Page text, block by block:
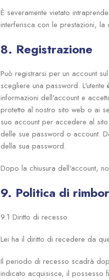
È severamente vietato
interferisca con le prestazioni,
8. Registrazione
Può registrarsi per un account
scegliere una password.
informazioni dell'account e
protetto al nostro sito web o ai
suo account per accedere al
delle sue password o account.
della sua password.
Dopo la chiusura dell'account,
9. Politica di
9.1 Diritto di recesso
Lei ha il diritto di recedere da
Il periodo di recesso scadrà
indicato acquisisce, il possesso